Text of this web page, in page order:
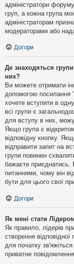
адміністратори
груп, а кожна група
адміністраторам
модераторами або
Догори
Де знаходяться
них?
Ви можете отримати
допомогою посилання
хочете вступити в
всі групи є
для вступу в них,
Якщо група є
відповідну кнопку.
відправити запит на
групи повинен
бажаєте приєднатись.
питаннями, чому він
бути для цього свої
Догори
Як мені стати
Як правило, лідерів
створення
для початку
приватне